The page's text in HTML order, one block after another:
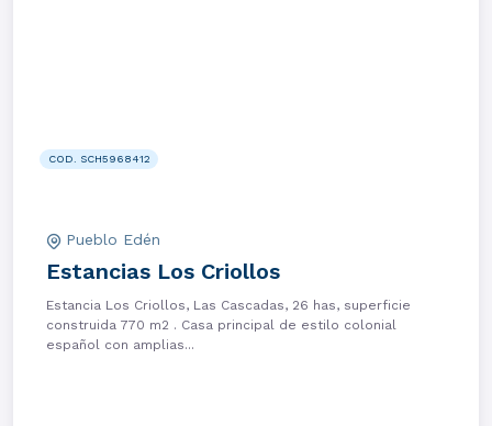
COD. SCH5968412
Pueblo Edén
Estancias Los Criollos
Estancia Los Criollos, Las Cascadas, 26 has, superficie
construida 770 m2 . Casa principal de estilo colonial
español con amplias...